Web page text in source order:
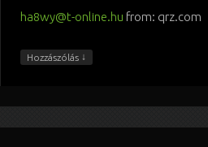
ha8wy@t-online.hu from: qrz.com
Hozzászólás ↓